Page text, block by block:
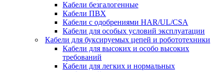
Кабели безгалогенные
Кабели ПВХ
Кабели с одобрениями HAR/UL/CSA
Кабели для особых условий эксплуатации
Кабели для буксируемых цепей и робототехники
Кабели для высоких и особо высоких
требований
Кабели для легких и нормальных